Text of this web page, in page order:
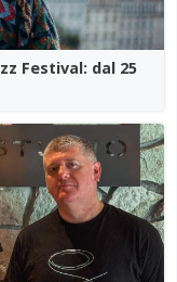
Festival: dal 25